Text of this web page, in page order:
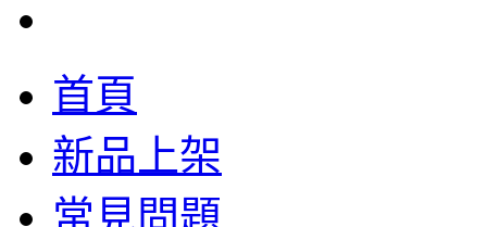
首頁
新品上架
常見問題